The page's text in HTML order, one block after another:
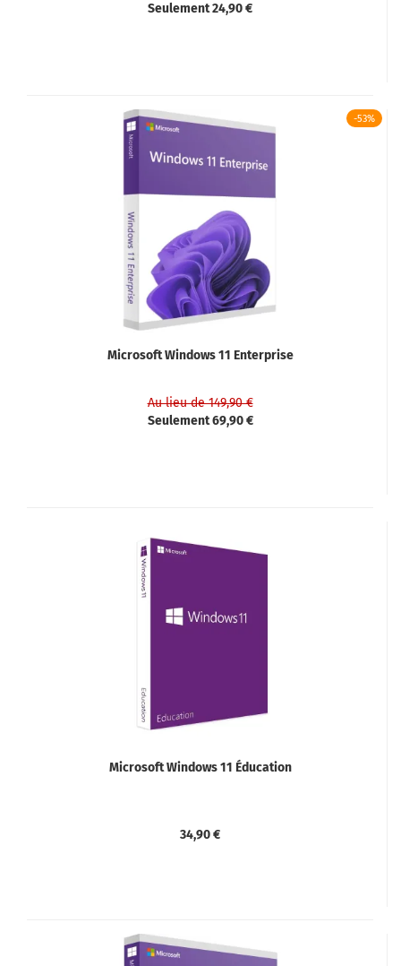
Seulement 24,90 €
-53%
Microsoft Windows 11 Enterprise
Au lieu de 149,90 €
Seulement 69,90 €
Microsoft Windows 11 Éducation
34,90 €